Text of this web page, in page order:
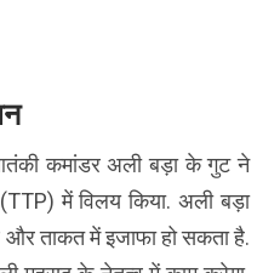
कमांडर अली बड़ा के गुट ने
(TTP) में विलय किया. अली बड़ा
ताकत में इजाफा हो सकता है.